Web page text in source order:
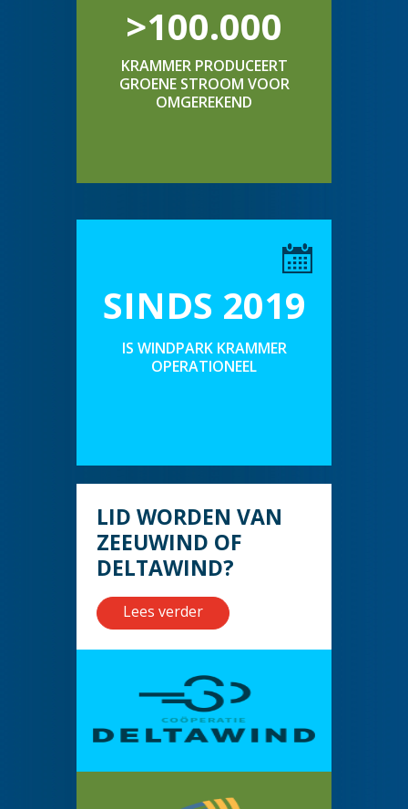
>100.000
KRAMMER PRODUCEERT
GROENE STROOM VOOR
OMGEREKEND
SINDS 2019
IS WINDPARK KRAMMER
OPERATIONEEL
LID WORDEN VAN
ZEEUWIND OF
DELTAWIND?
Lees verder